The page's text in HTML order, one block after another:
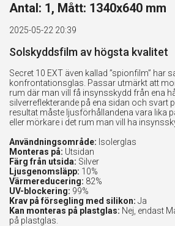
Antal: 1, Mått: 1340x640 mm
2025-05-22 20:39
Solskyddsfilm av högsta kvalitet
Secret 10 EXT även kallad ”spionfilm” har
konfrontationsglas. Passar utmärkt att
rum där man vill få insynsskydd från ena
silverreflekterande på ena sidan och svart
resultat måste ljusförhållandena vara lika
eller mörkare i det rum man vill ha
Användningsområde: Isolerglas
Monteras på: Utsidan
Färg från utsida: Silver
Ljusgenomsläpp: 10%
Värmereducering: 82%
UV-blockering: 99%
Krav på försegling med silikon: Ja
Kan monteras på plastglas: Nej, endast
på plastglas.